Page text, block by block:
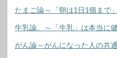
たまご論～「卵は1日1個まで
牛乳論。～「牛乳」は本当に
がん論～がんになった人の共